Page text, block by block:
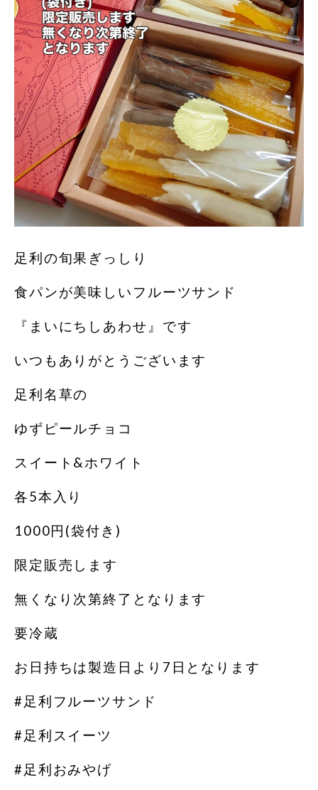
足利の旬果ぎっしり
食パンが美味しいフルーツサンド
『まいにちしあわせ』です
いつもありがとうございます
足利名草の
ゆずピールチョコ
スイート&ホワイト
各5本入り
1000円(袋付き)
限定販売します
無くなり次第終了となります
要冷蔵
お日持ちは製造日より7日となります
#足利フルーツサンド
#足利スイーツ
#足利おみやげ